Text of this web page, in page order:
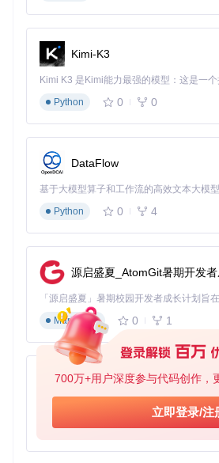
700万+用户深度参与代码创作，
立即登录/注
针对音乐库整理需求，工具开发了高效
过"文件夹扫描"模式，自动识别指定目
匹配并下载对应歌词，平均处理速度达
操作流程：
图：歌词批量保存对话框，支持自定义
场景化应用：解锁歌词工具的
车载音乐系统优化方案
将下载的LRC歌词与音乐文件放在同一
生成），确保行车途中歌词正常显示
体验。
外语歌曲学习助手
在设置面板中勾选"双语显示"选项，工
文的交错格式歌词。配合时间轴功能
别适合日语、韩语等带汉字的语言学
音乐收藏管理系统
定期使用"文件夹扫描"功能更新歌词库
Kimi-K3
Python
0 0
DataFlow
基于大模型算子和工作流的高效文本大模
Python
0 4
源启盛夏_AtomGit暑期开发
Markdown
0 1
py-xiaozhi
Python
0 1